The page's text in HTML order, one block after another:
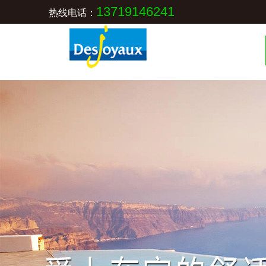
热线电话： 13719146241